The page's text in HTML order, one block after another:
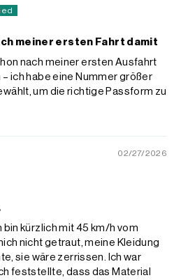
meiner ersten Fahrt damit
nach meiner ersten Ausfahrt
ich habe eine Nummer größer
um die richtige Passform zu
02/27/2026
kürzlich mit 45 km/h vom
nicht getraut, meine Kleidung
sie wäre zerrissen. Ich war
feststellte, dass das Material